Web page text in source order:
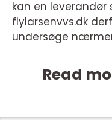
kan en leverandør
flylarsenvvs.dk
undersøge
Read